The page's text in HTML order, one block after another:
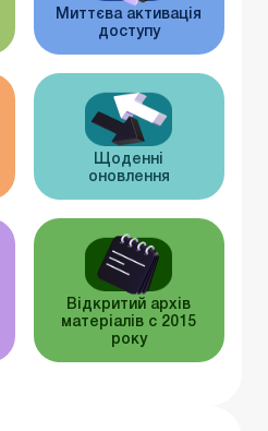
Миттєва активація
доступу
Щоденні
оновлення
Відкритий архів
матеріалів c 2015
року